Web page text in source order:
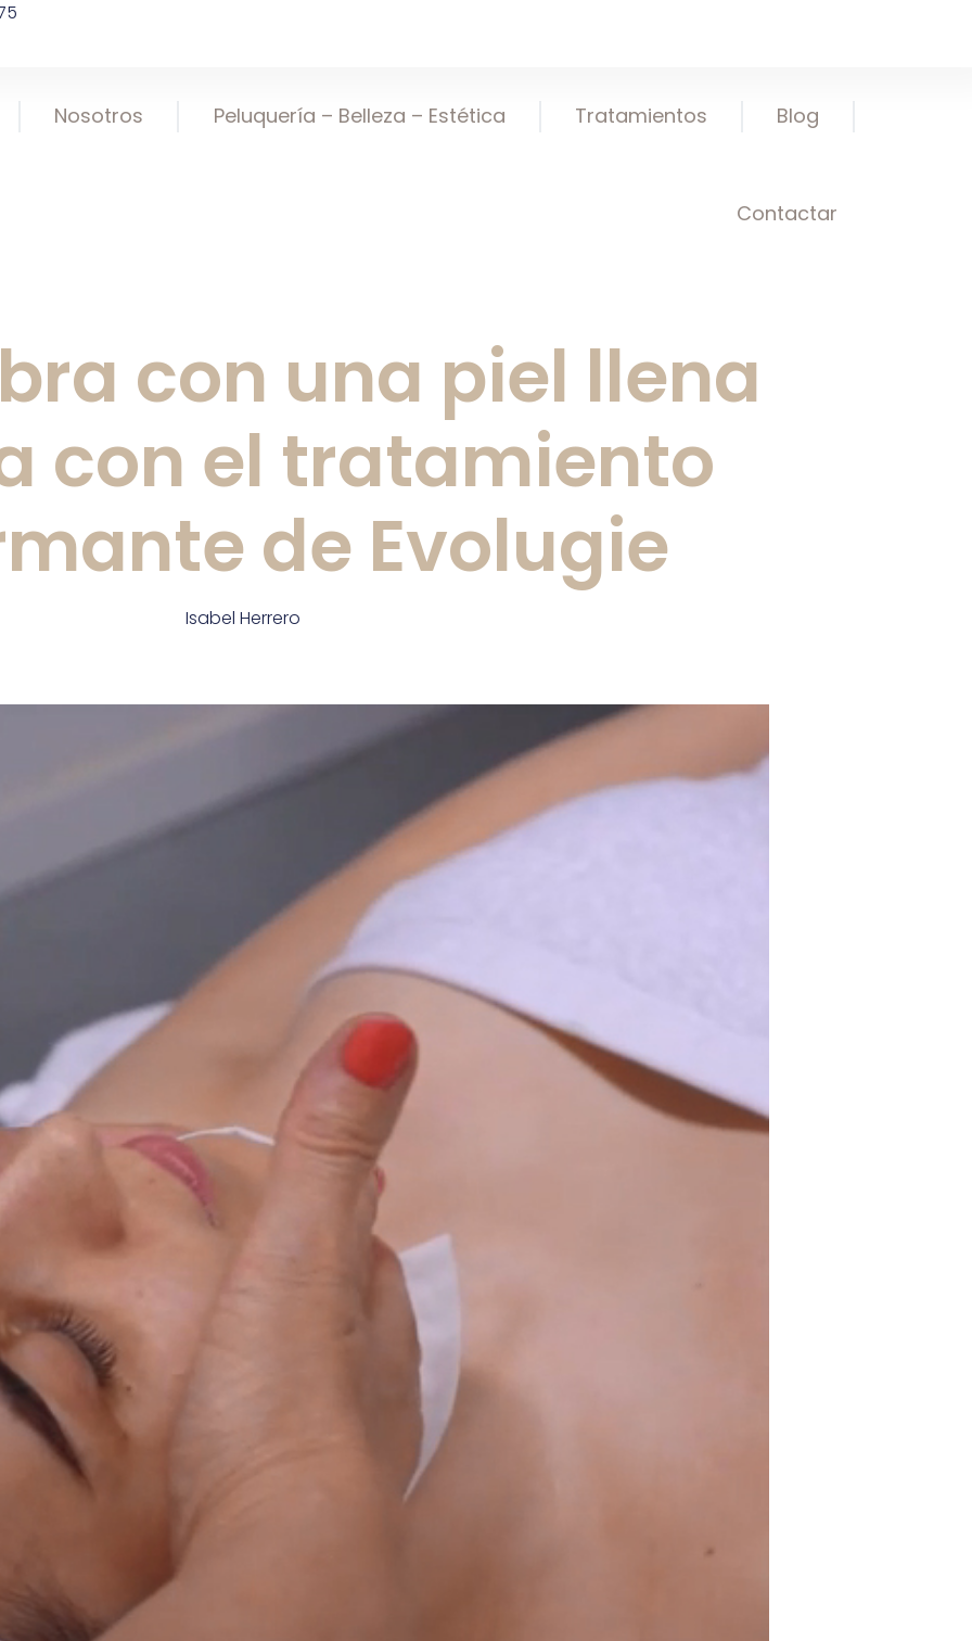
Nosotros Peluquería – Belleza – Estética Tratamientos Blog
Contactar
con una piel llena
con el tratamiento
de Evolugie
Isabel Herrero